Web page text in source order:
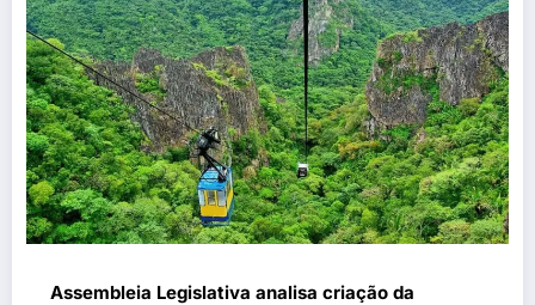
Assembleia Legislativa analisa criação da